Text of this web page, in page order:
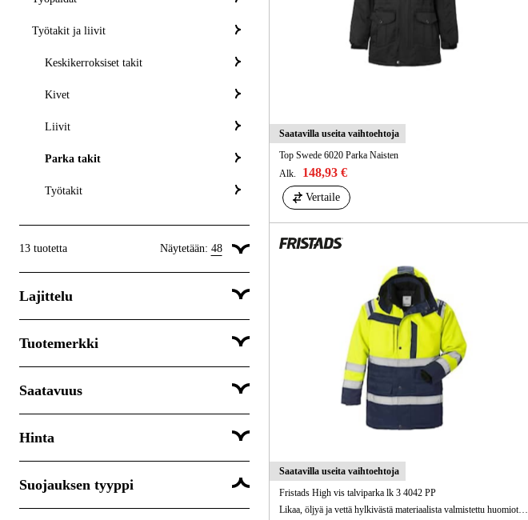
Työtakit ja liivit
Keskikerroksiset takit
Kivet
Liivit
Parka takit
Työtakit
13 tuotetta Näytetään: 48
Näytä 48 tuotetta per sivu
Lajittelu
Suosituimmat
Tuotemerkki
Fristads
Matterhorn
Top Swede
Saatavuus
Lähetetään välittömästi
Lähetetään 3-5 arkipäivän kuluessa
Lähettäminen kestää yli 5 arkipäivää
Hinta
Suojauksen tyyppi
Saatavilla useita vaihtoehtoja
Top Swede 6020 Parka Naisten
Alk.
148,93 €
Vertaile
Saatavilla useita vaihtoehtoja
Fristads High vis talviparka lk 3 4042 PP
Likaa, öljyä ja vettä hylkivästä materiaalista valmistettu huomiotalviparka. Irrotettava sisävuori. Hyväksytty teolliseen pesuun 60 asteessa.